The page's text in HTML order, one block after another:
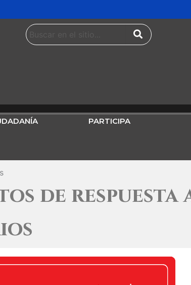
PARTICIPA
de respuesta